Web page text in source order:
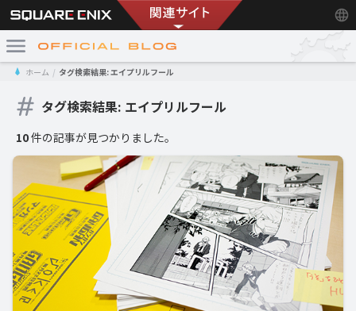
ホーム タグ検索結果: エイプリルフール
タグ検索結果: エイプリルフール
10件の記事が見つかりました。